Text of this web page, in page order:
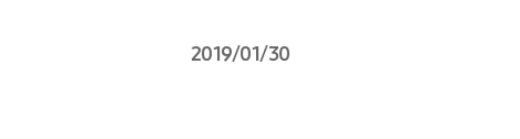
2019/01/30